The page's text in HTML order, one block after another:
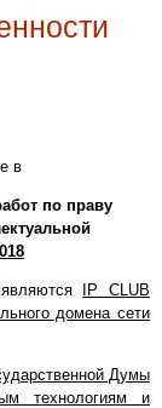
в
по праву
IP CLUB
домена сети
Думы
технологиям и